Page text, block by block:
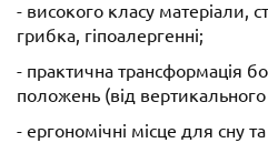
- високого класу матеріали,
грибка, гіпоалергенні;
- практична трансформація
положень (від
- ергономічні місце для сну